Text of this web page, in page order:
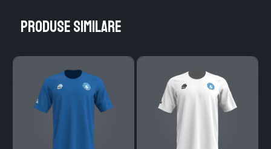
Produse similare